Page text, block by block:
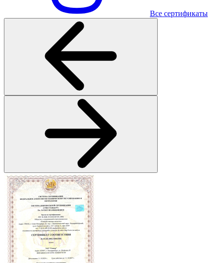
Все сертификаты